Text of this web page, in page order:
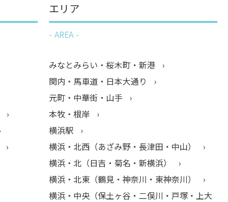
エリア
AREA
みなとみらい・桜木町・新港
関内・馬車道・日本大通り
元町・中華街・山手
本牧・根岸
横浜駅
横浜・北西（あざみ野・長津田・中山）
横浜・北（日吉・菊名・新横浜）
横浜・北東（鶴見・神奈川・東神奈川）
横浜・中央（保土ヶ谷・二俣川・戸塚・上大